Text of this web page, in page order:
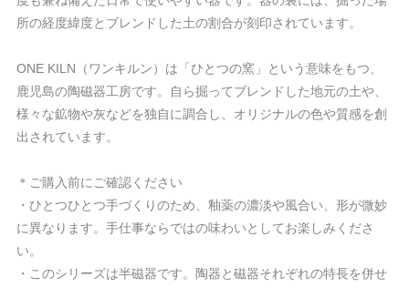
所の経度緯度とブレンドした土の割合が刻印されています。
ONE KILN（ワンキルン）は「ひとつの窯」という意味をもつ、
鹿児島の陶磁器工房です。自ら掘ってブレンドした地元の土や、
様々な鉱物や灰などを独自に調合し、オリジナルの色や質感を創
出されています。
＊ご購入前にご確認ください
・ひとつひとつ手づくりのため、釉薬の濃淡や風合い、形が微妙
に異なります。手仕事ならではの味わいとしてお楽しみくださ
い。
・このシリーズは半磁器です。陶器と磁器それぞれの特長を併せ